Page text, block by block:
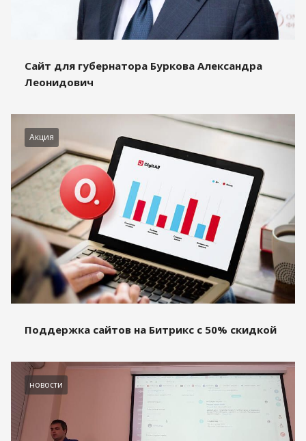
Сайт для губернатора Буркова Александра
Леонидович
Акция
Поддержка сайтов на Битрикс с 50% скидкой
новости